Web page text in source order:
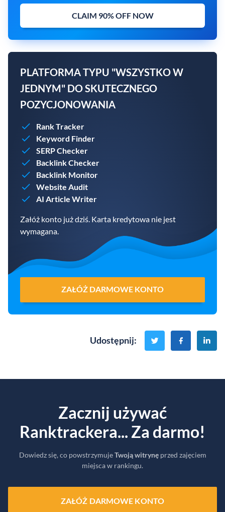
CLAIM 90% OFF NOW
PLATFORMA TYPU "WSZYSTKO W
JEDNYM" DO SKUTECZNEGO
POZYCJONOWANIA
Rank Tracker
Keyword Finder
SERP Checker
Backlink Checker
Backlink Monitor
Website Audit
AI Article Writer
Załóż konto już dziś. Karta kredytowa nie jest
wymagana.
ZAŁÓŻ DARMOWE KONTO
Udostępnij:
Zacznij używać
Ranktrackera... Za darmo!
Dowiedz się, co powstrzymujeTwoją witrynęprzed zajęciem
miejsca w rankingu.
ZAŁÓŻ DARMOWE KONTO